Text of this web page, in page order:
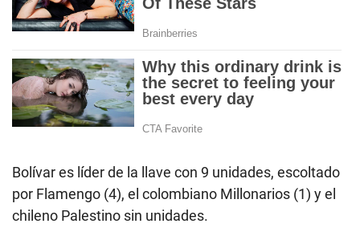
Bolívar es líder de la llave con 9 unidades, escoltado
por Flamengo (4), el colombiano Millonarios (1) y el
chileno Palestino sin unidades.